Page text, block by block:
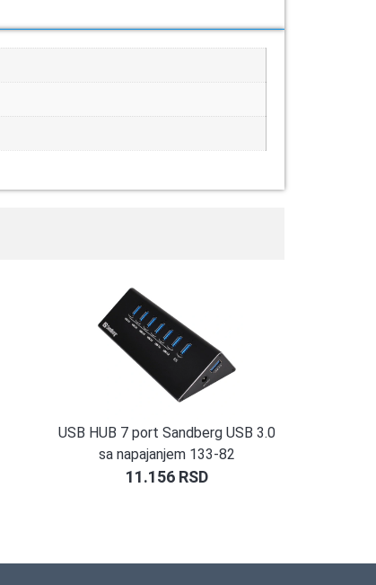
USB HUB 7 port Sandberg USB 3.0
sa napajanjem 133-82
11.156 RSD